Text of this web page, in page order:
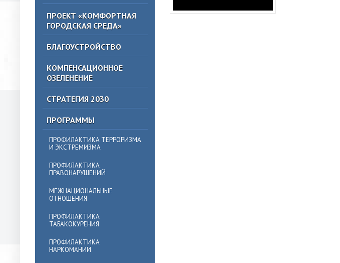
ПРОЕКТ «КОМФОРТНАЯ
ГОРОДСКАЯ СРЕДА»
БЛАГОУСТРОЙСТВО
КОМПЕНСАЦИОННОЕ
ОЗЕЛЕНЕНИЕ
СТРАТЕГИЯ 2030
ПРОГРАММЫ
ПРОФИЛАКТИКА ТЕРРОРИЗМА
И ЭКСТРЕМИЗМА
ПРОФИЛАКТИКА
ПРАВОНАРУШЕНИЙ
МЕЖНАЦИОНАЛЬНЫЕ
ОТНОШЕНИЯ
ПРОФИЛАКТИКА
ТАБАКОКУРЕНИЯ
ПРОФИЛАКТИКА
НАРКОМАНИИ